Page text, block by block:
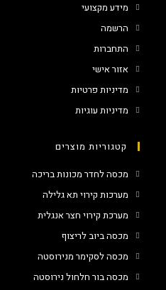
מידע מקצועי
הרשמה
התחברות
אזור אישי
מדיניות פרטיות
מדיניות עוגיות
קטגוריות מוצרים
מכסה לחדר מכונות בריכה
מערכות קירוי תא גלילה
מערכת קירוי חצר אנגלית
מכסה ביוב לריצוף
מכסה לסקימר מנירוסטה
מכסה בור חלחול נירוסטה